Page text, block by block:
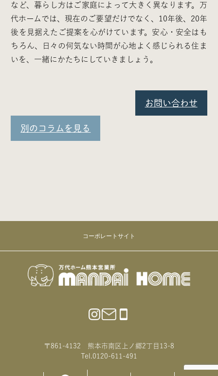
など、暮らし方はご家庭によって大きく異なります。万
代ホームでは、現在のご要望だけでなく、10年後、20年
後を見据えたご提案を心がけています。安心・安全はも
ちろん、日々の何気ない時間が心地よく感じられる住ま
いを、一緒にかたちにしていきましょう。
お問い合わせ
別のコラムを見る
コーポレートサイト
〒861-4132 熊本市南区上ノ郷2丁目13-8
Tel.0120-611-491